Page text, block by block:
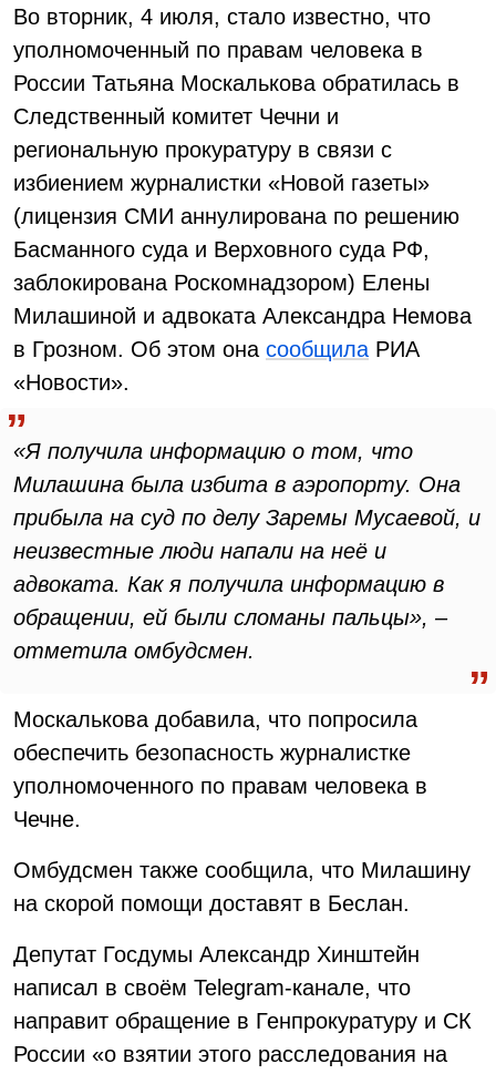
Во вторник, 4 июля, стало известно, что
уполномоченный по правам человека в
России Татьяна Москалькова обратилась в
Следственный комитет Чечни и
региональную прокуратуру в связи с
избиением журналистки «Новой газеты»
(лицензия СМИ аннулирована по решению
Басманного суда и Верховного суда РФ,
заблокирована Роскомнадзором) Елены
Милашиной и адвоката Александра Немова
в Грозном. Об этом она сообщила РИА
«Новости».
«Я получила информацию о том, что
Милашина была избита в аэропорту. Она
прибыла на суд по делу Заремы Мусаевой, и
неизвестные люди напали на неё и
адвоката. Как я получила информацию в
обращении, ей были сломаны пальцы», –
отметила омбудсмен.
Москалькова добавила, что попросила
обеспечить безопасность журналистке
уполномоченного по правам человека в
Чечне.
Омбудсмен также сообщила, что Милашину
на скорой помощи доставят в Беслан.
Депутат Госдумы Александр Хинштейн
написал в своём Telegram-канале, что
направит обращение в Генпрокуратуру и СК
России «о взятии этого расследования на